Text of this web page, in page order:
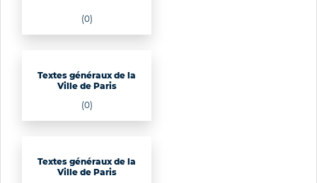
(0)
Textes généraux de la
Ville de Paris
(0)
Textes généraux de la
Ville de Paris